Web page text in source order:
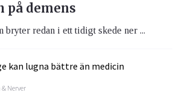
demens
bryter redan i ett tidigt skede ner ...
Nerver